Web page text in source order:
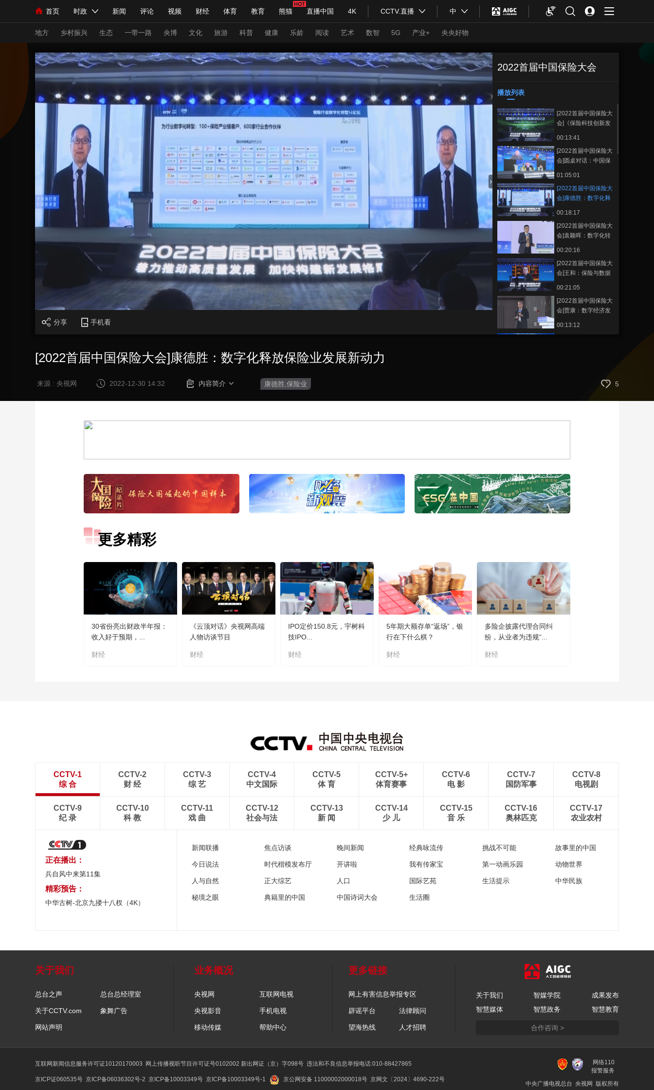
首页 时政 新闻 评论 视频 财经 体育 教育 熊猫 直播中国 4K CCTV.直播 中
人民领袖习近平 联播+ 中国领导人 央视快评 习式妙语 热解读 天天学习
直播 栏目大全 节目单 听音 微视频 主持人 下载央视影音
海外频道 iPanda English Монгол
地方 乡村振兴 生态 一带一路 央博 文化 旅游 科普 健康 乐龄 阅读 艺术 数智 5G 产业+ 央央好物
总台春晚 网络春晚 共产党员网 秧纪录 纪录片网 国家大剧院 大型活动
国际 经济 军事 法治 文娱 人物 公益 图片
人民领袖习近平 热解读 天天学习 习式妙语 央视快评
小央视频 直播中国 熊猫频道 VR/AR 4K专区 全景新闻
现场 前线 蓝海中国 新兵请入列 人生第一次 人生第二次
体育 直播 竞猜 2026年世界杯 CBA 国足 综合体育 亚冬会
VIP会员 CCTV奥林匹克频道 生活体育大会 足球道路
乡村振兴 生态环境 5G 产业+
大国保险 云顶对话 云起 超级工厂 智敬中国 全民健康 颜选攻略 才艺 网展 央央好物
分享
手机看
2022首届中国保险大会
播放列表
正在播放
[2022首届中国保
[2022首届中国保险大
会]《保险科技创新发
00:13:41
[2022首届中国保险大
会]圆桌对话：中国保
何苗、朱兵、程宏
01:05:01
[2022首届中国保险大
会]康德胜：数字化释
00:18:17
[2022首届中国保险大
会]袁颖晖：数字化转
Together
00:20:16
[2022首届中国保险大
会]王和：保险与数据
00:21:05
[2022首届中国保险大
会]贾康：数字经济发
00:13:12
会]深度对话：健康管
00:36:48
会]《企业健康指数白
会]李光熙：传统与现
路
00:20:02
[2022首届中国保险大
会]《企业健康指数白
皮书》发布
00:00:56
《2022首届中国保险
大会·科技分论坛》
02:44:58
《2022首届中国保险
大会·健康分论坛》
保险行业发展新格局
00:21:13
[2022首届中国保险大
代，构建健康中国新
00:25:41
健康管理与商保发展
00:14:05
[2022首届中国保险大
行业发展现状与未来
[2022首届中国保险大
胜 云顶对话：构建健
00:25:14
[2022首届中国保险大
二十大之后金融发展
大会》宣传片
[2022首届中国保险大
[2022首届中国保险大会]康德胜：数字化释放保险业发展新动力
来源 : 央视网 2022-12-30 14:32 内容简介 康德胜,保险业 5
更多精彩
30省份亮出财政半年报：
收入好于预期，...
财经
《云顶对话》央视网高端
人物访谈节目
财经
IPO定价150.8元，宇树科
技IPO...
财经
5年期大额存单“返场”，银
行在下什么棋？
财经
多险企披露代理合同纠
纷，从业者为违规“...
财经
CCTV-1
综 合
CCTV-2
财 经
CCTV-3
综 艺
CCTV-4
中文国际
CCTV-5
体 育
CCTV-5+
体育赛事
CCTV-6
电 影
CCTV-7
国防军事
CCTV-8
电视剧
CCTV-9
纪 录
CCTV-10
科 教
CCTV-11
戏 曲
CCTV-12
社会与法
CCTV-13
新 闻
CCTV-14
少 儿
CCTV-15
音 乐
CCTV-16
奥林匹克
CCTV-17
农业农村
正在播出：
兵自风中来第11集
精彩预告：
中华古树-北京九搂十八杈（4K）
新闻联播 焦点访谈 晚间新闻 经典咏流传 挑战不可能 故事里的中国
今日说法 时代楷模发布厅 开讲啦 我有传家宝 第一动画乐园 动物世界
人与自然 正大综艺 人口 国际艺苑 生活提示 中华民族
秘境之眼 典籍里的中国 中国诗词大会 生活圈
关于我们
总台之声 总台总经理室
关于CCTV.com 象舞广告
网站声明
业务概况
央视网 互联网电视
央视影音 手机电视
移动传媒 帮助中心
更多链接
网上有害信息举报专区
辟谣平台 法律顾问
望海热线 人才招聘
关于我们 智媒学院
成果发布
智慧媒体
智慧政务 智慧教育
合作咨询 >
互联网新闻信息服务许可证10120170003 网上传播视听节目许可证号0102002 新出网证（京）字098号 违法和不良信息举报电话:010-88427865
京ICP证060535号 京ICP备06036302号-2 京ICP备10003349号 京ICP备10003349号-1 京公网安备 11000002000018号 京网文〔2024〕4690-222号
网络110
报警服务
中央广播电视总台 央视网 版权所有